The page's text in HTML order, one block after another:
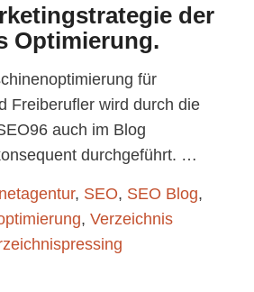
der
Optimierung.
für
Freiberufler wird durch die
auch im Blog
durchgeführt. …
, SEO, SEO Blog,
, Verzeichnis